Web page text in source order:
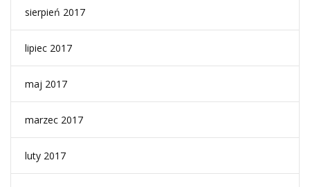
sierpień 2017
lipiec 2017
maj 2017
marzec 2017
luty 2017